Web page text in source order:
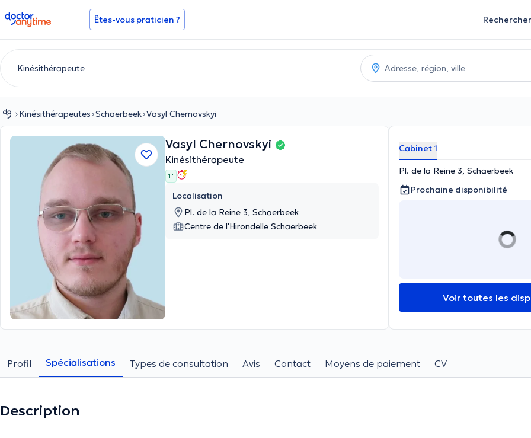
doctoranytime Êtes-vous praticien ? Rechercher
Kinésithérapeutes Schaerbeek Vasyl Chernovskyi
Vasyl Chernovskyi
Kinésithérapeute
1 '
Localisation
Pl. de la Reine 3, Schaerbeek
Centre de l'Hirondelle Schaerbeek
Cabinet 1
Pl. de la Reine 3, Schaerbeek
Prochaine disponibilité
Voir toutes les
Profil Spécialisations Types de consultation Avis Contact Moyens de paiement CV
Description